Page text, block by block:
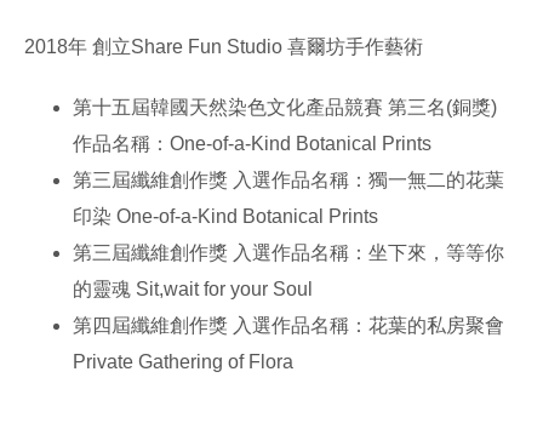
2018年 創立Share Fun Studio 喜爾坊手作藝術
第十五屆韓國天然染色文化產品競賽 第三名(銅獎)
作品名稱：One-of-a-Kind Botanical Prints
第三屆纖維創作獎 入選作品名稱：獨一無二的花葉
印染 One-of-a-Kind Botanical Prints
第三屆纖維創作獎 入選作品名稱：坐下來，等等你
的靈魂 Sit,wait for your Soul
第四屆纖維創作獎 入選作品名稱：花葉的私房聚會
Private Gathering of Flora